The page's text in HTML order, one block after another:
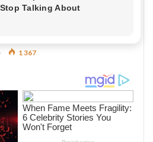
Zmartwiony Facet
1 367